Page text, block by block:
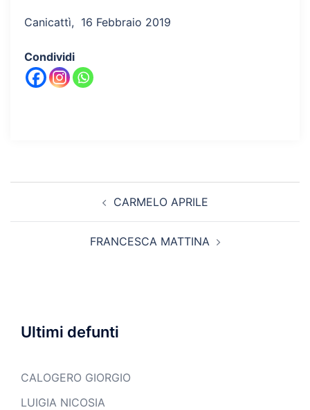
Canicattì, 16 Febbraio 2019
Condividi
CARMELO APRILE
FRANCESCA MATTINA
Ultimi defunti
CALOGERO GIORGIO
LUIGIA NICOSIA